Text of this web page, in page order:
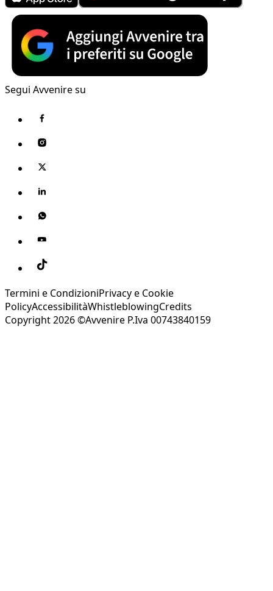
Segui Avvenire su
Termini e CondizioniPrivacy e Cookie
PolicyAccessibilitàWhistleblowingCredits
Copyright 2026 ©Avvenire P.Iva 00743840159